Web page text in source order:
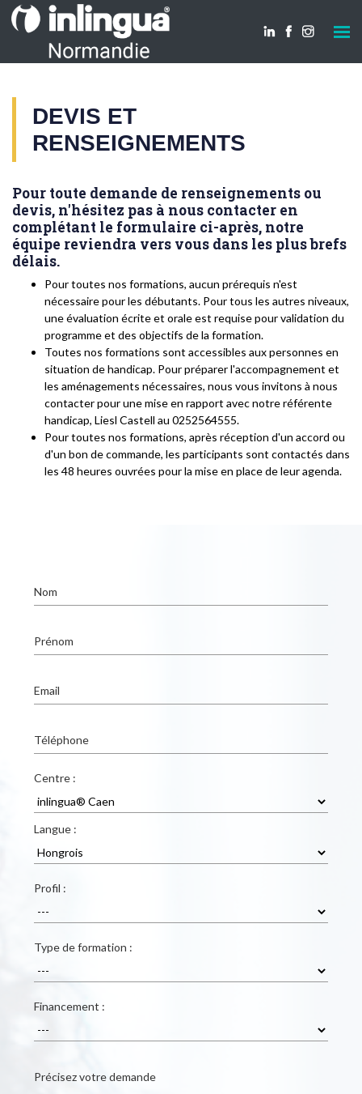
DEVIS ET
RENSEIGNEMENTS
Pour toute demande de renseignements ou
devis, n'hésitez pas à nous contacter en
complétant le formulaire ci-après, notre
équipe reviendra vers vous dans les plus brefs
délais.
Pour toutes nos formations, aucun prérequis n'est
nécessaire pour les débutants. Pour tous les autres niveaux,
une évaluation écrite et orale est requise pour validation du
programme et des objectifs de la formation.
Toutes nos formations sont accessibles aux personnes en
situation de handicap. Pour préparer l'accompagnement et
les aménagements nécessaires, nous vous invitons à nous
contacter pour une mise en rapport avec notre référente
handicap, Liesl Castell au 0252564555.
Pour toutes nos formations, après réception d'un accord ou
d'un bon de commande, les participants sont contactés dans
les 48 heures ouvrées pour la mise en place de leur agenda.
Nom
Prénom
Email
Téléphone
Centre :
Langue :
Profil :
Type de formation :
Financement :
Précisez votre demande